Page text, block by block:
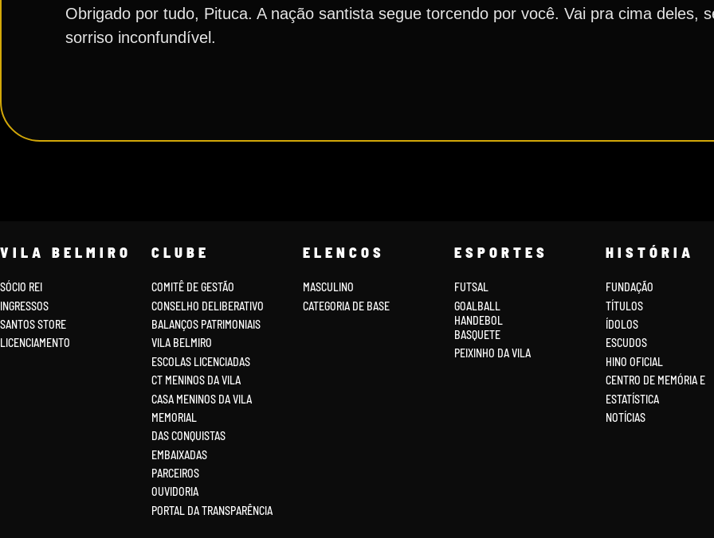
Obrigado por tudo, Pituca. A nação santista segue torcendo por você. Vai pra cima deles,
sorriso inconfundível.
VILA BELMIRO
SÓCIO REI
INGRESSOS
SANTOS STORE
LICENCIAMENTO
CLUBE
COMITÊ DE GESTÃO
CONSELHO DELIBERATIVO
BALANÇOS PATRIMONIAIS
VILA BELMIRO
ESCOLAS LICENCIADAS
CT MENINOS DA VILA
CASA MENINOS DA VILA
MEMORIAL
DAS CONQUISTAS
EMBAIXADAS
PARCEIROS
OUVIDORIA
PORTAL DA TRANSPARÊNCIA
ELENCOS
MASCULINO
CATEGORIA DE BASE
ESPORTES
FUTSAL
GOALBALL
HANDEBOL
BASQUETE
PEIXINHO DA VILA
HISTÓRIA
FUNDAÇÃO
TÍTULOS
ÍDOLOS
ESCUDOS
HINO OFICIAL
CENTRO DE MEMÓRIA E
ESTATÍSTICA
NOTÍCIAS